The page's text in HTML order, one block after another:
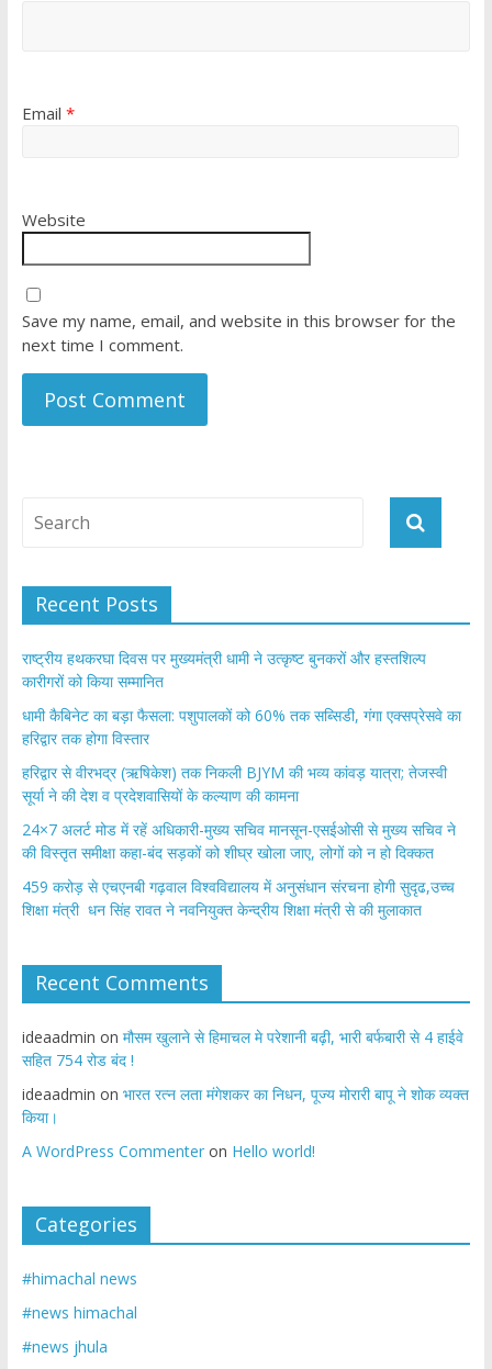
Email *
Website
Save my name, email, and website in this browser for the
next time I comment.
Recent Posts
राष्ट्रीय हथकरघा दिवस पर मुख्यमंत्री धामी ने उत्कृष्ट बुनकरों और हस्तशिल्प
कारीगरों को किया सम्मानित
​धामी कैबिनेट का बड़ा फैसला: पशुपालकों को 60% तक सब्सिडी, गंगा एक्सप्रेसवे का
हरिद्वार तक होगा विस्तार
​हरिद्वार से वीरभद्र (ऋषिकेश) तक निकली BJYM की भव्य कांवड़ यात्रा; तेजस्वी
सूर्या ने की देश व प्रदेशवासियों के कल्याण की कामना
24×7 अलर्ट मोड में रहें अधिकारी-मुख्य सचिव मानसून-एसईओसी से मुख्य सचिव ने
की विस्तृत समीक्षा कहा-बंद सड़कों को शीघ्र खोला जाए, लोगों को न हो दिक्कत
459 करोड़ से एचएनबी गढ़वाल विश्वविद्यालय में अनुसंधान संरचना होगी सुदृढ,उच्च
शिक्षा मंत्री धन सिंह रावत ने नवनियुक्त केन्द्रीय शिक्षा मंत्री से की मुलाकात
Recent Comments
ideaadmin on मौसम खुलाने से हिमाचल मे परेशानी बढ़ी, भारी बर्फबारी से 4 हाईवे
सहित 754 रोड बंद !
ideaadmin on भारत रत्न लता मंगेशकर का निधन, पूज्य मोरारी बापू ने शोक व्यक्त
किया।
A WordPress Commenteron Hello world!
Categories
#himachal news
#news himachal
#news jhula